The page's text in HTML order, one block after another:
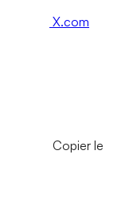
X.com
Copier le